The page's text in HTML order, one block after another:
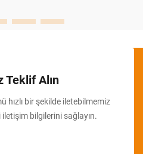
Teklif Alın
hızlı bir şekilde iletebilmemiz
bilgilerini sağlayın.